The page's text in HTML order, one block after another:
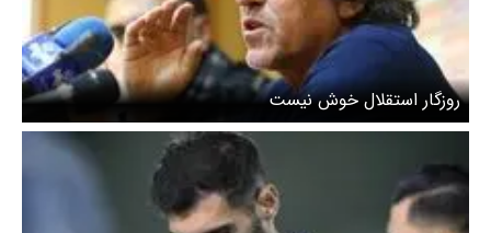
روزگار استقلال خوش نیست